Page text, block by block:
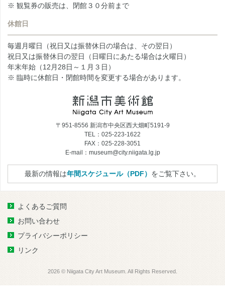
※ 観覧券の販売は、閉館３０分前まで
休館日
毎週月曜日（祝日又は振替休日の場合は、その翌日）
祝日又は振替休日の翌日（日曜日にあたる場合は火曜日）
年末年始（12月28日～１月３日）
※ 臨時に休館日・閉館時間を変更する場合があります。
〒951-8556 新潟市中央区西大畑町5191-9
TEL：025-223-1622
FAX：025-228-3051
E-mail：museum@city.niigata.lg.jp
最新の情報は年間スケジュール（PDF） をご覧下さい。
よくあるご質問
お問い合わせ
プライバシーポリシー
リンク
2026 © Niigata City Art Museum. All Rights Reserved.